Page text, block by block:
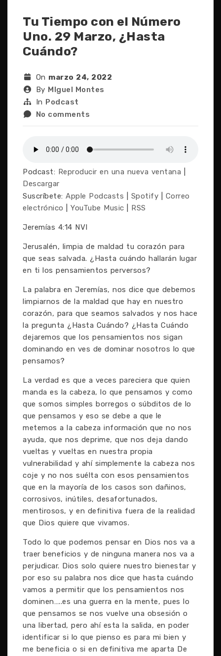
Tu Tiempo con el Número
Uno. 29 Marzo, ¿Hasta
Cuándo?
On marzo 24, 2022
By MIguel Montes
In Podcast
No comments
Podcast: Reproducir en una nueva ventana
Descargar
Suscríbete: Apple Podcasts Spotify
Correo
electrónico
YouTube Music RSS
Jeremías 4:14 NVI
Jerusalén, limpia de maldad tu corazón para
que seas salvada. ¿Hasta cuándo hallarán lugar
en ti los pensamientos perversos?
La palabra en Jeremías, nos dice que debemos
limpiarnos de la maldad que hay en nuestro
corazón, para que seamos salvados y nos hace
la pregunta ¿Hasta Cuándo? ¿Hasta Cuándo
dejaremos que los pensamientos nos sigan
dominando en ves de dominar nosotros lo que
pensamos?
La verdad es que a veces pareciera que quien
manda es la cabeza, lo que pensamos y como
que somos simples borregos o súbditos de lo
que pensamos y eso se debe a que le
metemos a la cabeza información que no nos
ayuda, que nos deprime, que nos deja dando
vueltas y vueltas en nuestra propia
vulnerabilidad y ahí simplemente la cabeza nos
coje y no nos suélta con esos pensamientos
que en la mayoría de los casos son dañinos,
corrosivos, inútiles, desafortunados,
mentirosos, y en definitiva fuera de la realidad
que Dios quiere que vivamos.
Todo lo que podemos pensar en Dios nos va a
traer beneficios y de ninguna manera nos va a
perjudicar. Dios solo quiere nuestro bienestar y
por eso su palabra nos dice que hasta cuándo
vamos a permitir que los pensamientos nos
dominen…..es una guerra en la mente, pues lo
que pensamos se nos vuelve una obsesión o
una libertad, pero ahí esta la salida, en poder
identificar si lo que pienso es para mi bien y
me beneficia o si en definitiva me aparta De